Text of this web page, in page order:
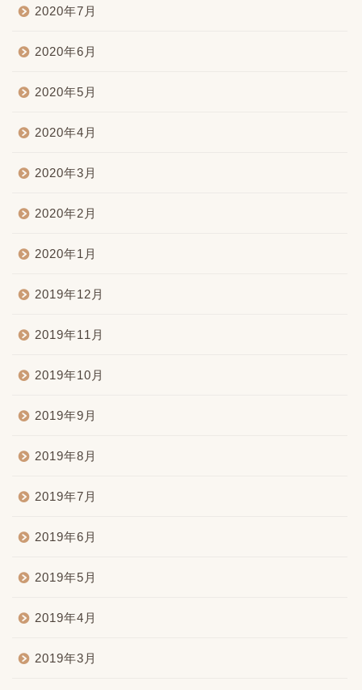
2020年7月
2020年6月
2020年5月
2020年4月
2020年3月
2020年2月
2020年1月
2019年12月
2019年11月
2019年10月
2019年9月
2019年8月
2019年7月
2019年6月
2019年5月
2019年4月
2019年3月